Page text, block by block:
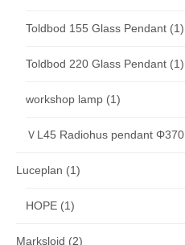
Toldbod 155 Glass Pendant (1)
Toldbod 220 Glass Pendant (1)
workshop lamp (1)
ＶL45 Radiohus pendant Φ370
Luceplan (1)
HOPE (1)
Markslojd (2)